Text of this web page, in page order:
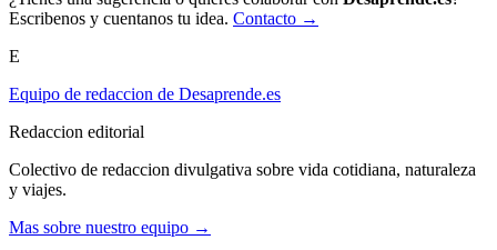
Escribenos y cuentanos tu idea. Contacto →
E
Equipo de redaccion de Desaprende.es
Redaccion editorial
Colectivo de redaccion divulgativa sobre vida cotidiana, naturaleza
y viajes.
Mas sobre nuestro equipo →